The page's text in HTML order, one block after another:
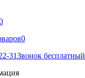
0
31Звонок бесплатный